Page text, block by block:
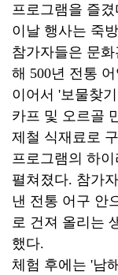
프로그램을 즐겼
이날 행사는 죽
참가자들은 문
해 500년 전통
이어서 '보물찾
카프 및 오르골
제철 식재료로
프로그램의 하
펼쳐졌다. 참가
낸 전통 어구 안
로 건져 올리는
했다.
체험 후에는 '남